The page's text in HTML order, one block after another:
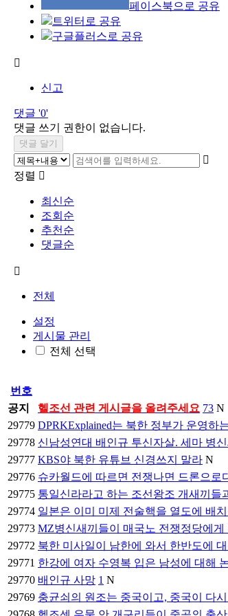
페이스북으로 공유
트위터로 공유
구글플러스로 공유

신고
댓글 '0'
댓글 쓰기 권한이 없습니다.

정렬 
최신순
조회순
추천순
댓글순

전체
설정
게시물 관리
전체 선택
번호
공지
헬조선 관련 게시글을 올려주세요 73 N
29779 DPRKExplained는 북한 정부가 운영하
29778 신남성연대 배인규 투신자살. 세마 병
29777 KBS야 북한 유튜브 신경쓰지 말라 N
29776 슈카월드에 따르면 전쟁나면 드론으로
29775 통일신라라고 하는 조선왕조 개새끼들
29774 일본은 이미 미제 전술핵을 열도에 배
29773 MZ병신새끼들이 매국노 전쟁정당에
29772 북한 미사일이 남한에 와서 한반도에
29771 한강에 여자 수영복 입은 남성에 대해
29770 배인규 사망 1 N
29769 충균쇠의 원조는 중국이고, 중국이 다